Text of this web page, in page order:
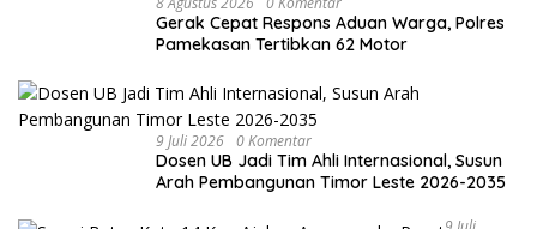
Gerak Cepat Respons Aduan Warga, Polres
Pamekasan Tertibkan 62 Motor
9 Juli 2026 0 Komentar
Dosen UB Jadi Tim Ahli Internasional, Susun
Arah Pembangunan Timor Leste 2026-2035